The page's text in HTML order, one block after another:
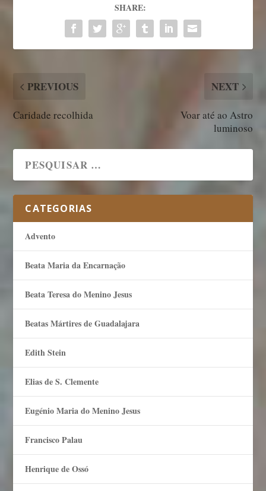
SHARE:
PREVIOUS
Caridade recolhida
NEXT
Voar até ao Astro
luminoso
CATEGORIAS
Advento
Beata Maria da Encarnação
Beata Teresa do Menino Jesus
Beatas Mártires de Guadalajara
Edith Stein
Elias de S. Clemente
Eugénio Maria do Menino Jesus
Francisco Palau
Henrique de Ossó